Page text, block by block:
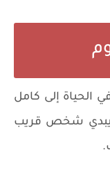
الحياة إلى كامل
يبدي شخص قريب